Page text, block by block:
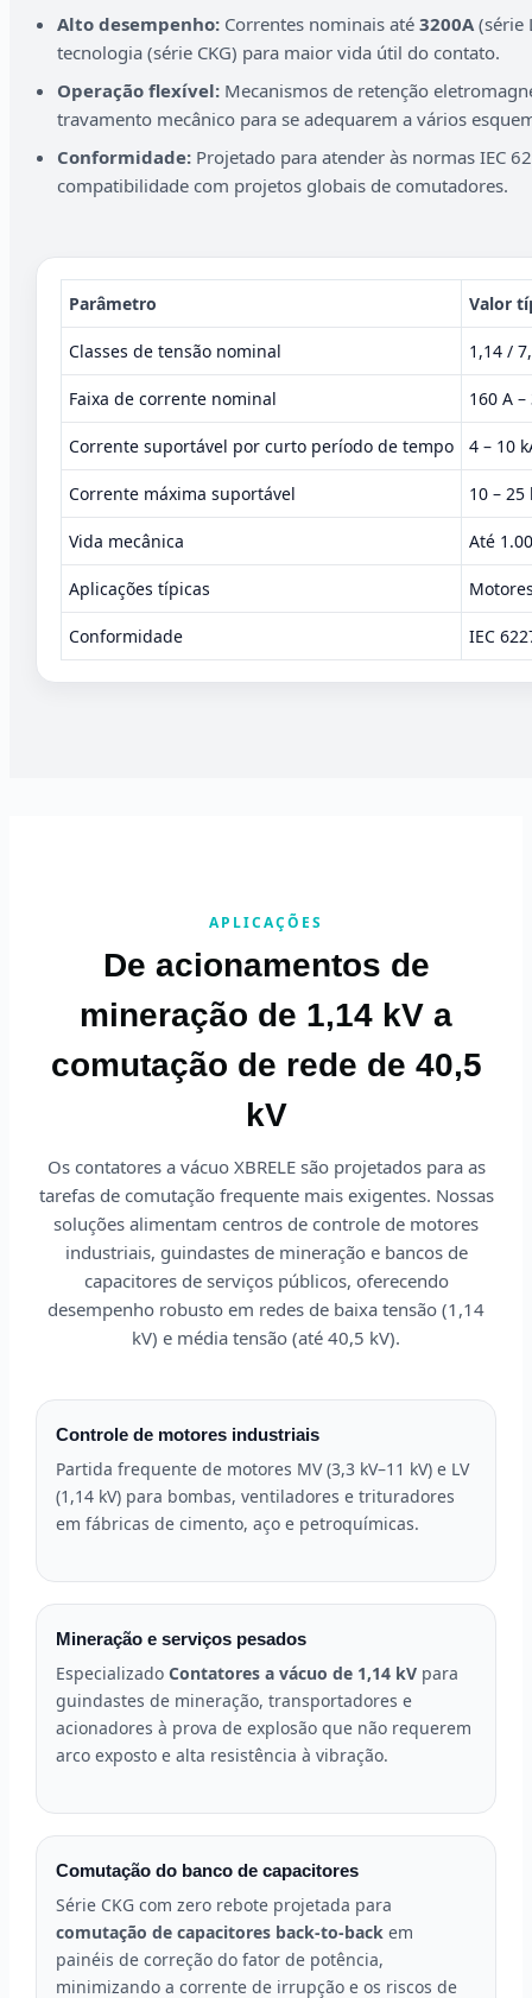
Alto desempenho: Correntes nominais até3200A(série
tecnologia (série CKG) para maior vida útil do contato.
Operação flexível: Mecanismos de retenção
travamento mecânico para se adequarem a vários
Conformidade: Projetado para atender às normas IEC
compatibilidade com projetos globais de comutadores.
Parâmetro Valor
Classes de tensão nominal 1,14 /
Faixa de corrente nominal 160 A
Corrente suportável por curto período de tempo 4 – 10
Corrente máxima suportável 10 – 25
Vida mecânica Até
Aplicações típicas
Conformidade IEC
APLICAÇÕES
De acionamentos de
mineração de 1,14 kV a
comutação de rede de 40,5
kV
Os contatores a vácuo XBRELE são projetados para as
tarefas de comutação frequente mais exigentes. Nossas
soluções alimentam centros de controle de motores
industriais, guindastes de mineração e bancos de
capacitores de serviços públicos, oferecendo
desempenho robusto em redes de baixa tensão (1,14
kV) e média tensão (até 40,5 kV).
Controle de motores industriais
Partida frequente de motores MV (3,3 kV–11 kV) e LV
(1,14 kV) para bombas, ventiladores e trituradores
em fábricas de cimento, aço e petroquímicas.
Mineração e serviços pesados
EspecializadoContatores a vácuo de 1,14 kV para
guindastes de mineração, transportadores e
acionadores à prova de explosão que não requerem
arco exposto e alta resistência à vibração.
Comutação do banco de capacitores
Série CKG com zero rebote projetada para
comutação de capacitores back-to-back em
painéis de correção do fator de potência,
minimizando a corrente de irrupção e os riscos de